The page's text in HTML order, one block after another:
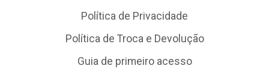
Política de Privacidade
Política de Troca e Devolução
Guia de primeiro acesso